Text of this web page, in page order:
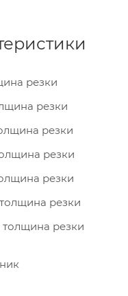
резки
резки
резки
резки
резки
резки
резки